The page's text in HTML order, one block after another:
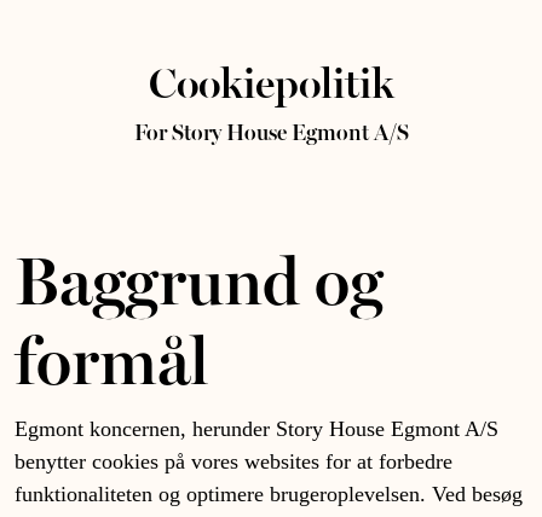
Cookiepolitik
For Story House Egmont A/S
Baggrund og
formål
Egmont koncernen, herunder Story House Egmont A/S
benytter cookies på vores websites for at forbedre
funktionaliteten og optimere brugeroplevelsen. Ved besøg